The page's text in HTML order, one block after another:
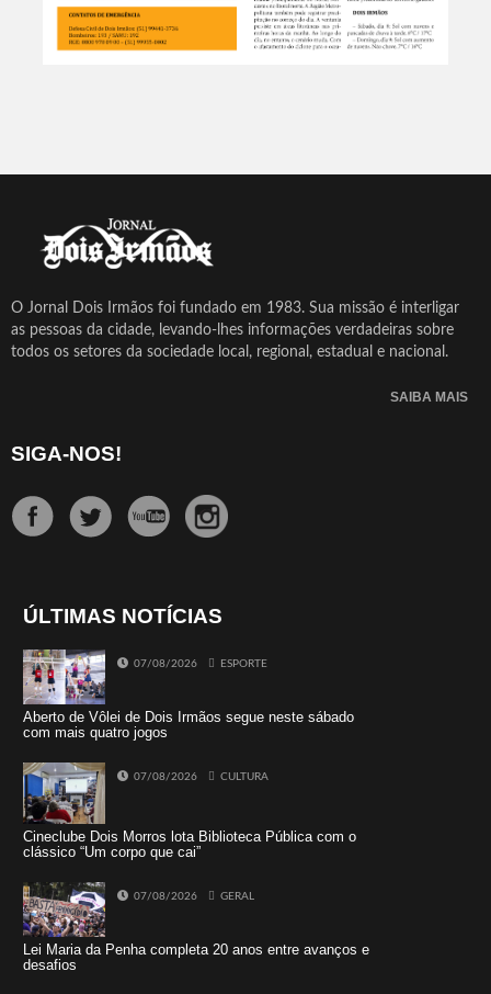
O Jornal Dois Irmãos foi fundado em 1983. Sua missão é interligar
as pessoas da cidade, levando-lhes informações verdadeiras sobre
todos os setores da sociedade local, regional, estadual e nacional.
SAIBA MAIS
SIGA-NOS!
ÚLTIMAS NOTÍCIAS
07/08/2026 ESPORTE
Aberto de Vôlei de Dois Irmãos segue neste sábado
com mais quatro jogos
07/08/2026 CULTURA
Cineclube Dois Morros lota Biblioteca Pública com o
clássico “Um corpo que cai”
07/08/2026 GERAL
Lei Maria da Penha completa 20 anos entre avanços e
desafios